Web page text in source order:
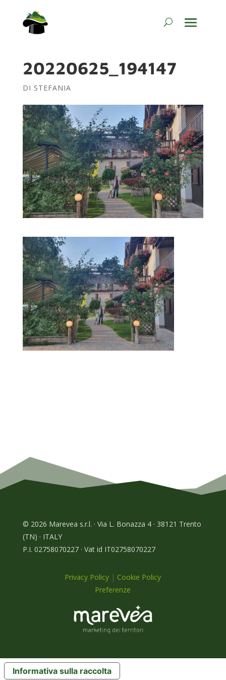
20220625_194147
DI STEFANIA
© 2026 Marevea s.r.l. · Via L. Bonazza 4 · 38121 Trento
(TN) · ITALY
P.I. 02758070227 · Vat id IT02758070227
Privacy Policy | Cookie Policy
Preferenze
Informativa sulla raccolta